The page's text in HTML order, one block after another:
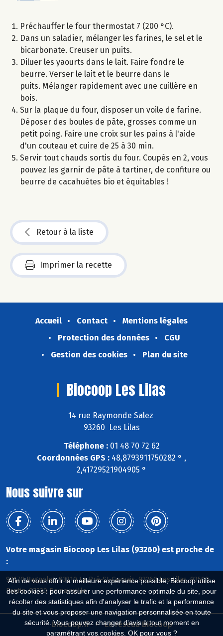
Afin de vous offrir la meilleure expérience possible, Biocoop utilise
des cookies : pour assurer une performance optimale du site, pour
récolter des statistiques afin d'analyser le trafic et la performance
du site et vous proposer une navigation personnalisée en toute
sécurité. Vous pouvez changer d'avis à tout moment en
paramétrant vos cookies. OK pour vous ?
Préchauffer le four thermostat 7 (200 °C).
Dans un saladier, mélanger les farines, le sel et le
bicarbonate. Creuser un puits.
Diluer les yaourts dans le lait. Faire fondre le
beurre. Verser le lait et le beurre dans le
puits. Mélanger rapidement avec une cuillère en
bois.
Sur la plaque du four, disposer un voile de farine.
Déposer des boules de pâte, grosses comme un
petit poing. Faire une croix sur les pains à l'aide
d'un couteau et cuire de 25 à 30 min.
Servir tout chauds sortis du four. Coupés en 2, vous
pouvez les garnir de pâte à tartiner, de confiture ou
beurre de cacahuètes bio et équitables !
Retour à la liste
Imprimer la recette
Accueil Contact
Mentions légales
Protection des données
CGU
Gestion des cookies
Plan du site
Biocoop Les Lilas
14 rue Raymonde Salez
93260 Les Lilas
Téléphone :01 48 70 72 62
Coordonnées GPS : 48,8793911750282 ° ,
2,41729521904905 °
Nous suivre sur
Votre magasin Biocoop Les Lilas (93260) est proche de
:
93170 Bagnolet, 93310 Le Pré-St-Gervais, 93260 Les Lilas, 93500
Pantin, 93230 Romainville
Biocoop.fr
Le réseau Biocoop